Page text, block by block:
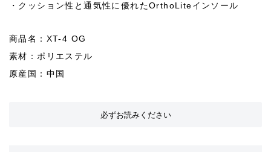
・クッション性と通気性に優れたOrthoLiteインソール
商品名：XT-4 OG
素材：ポリエステル
原産国：中国
必ずお読みください